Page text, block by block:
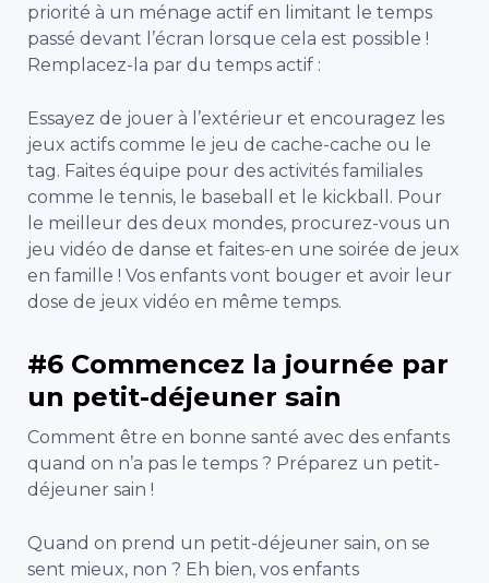
priorité à un ménage actif en limitant le temps
passé devant l’écran lorsque cela est possible !
Remplacez-la par du temps actif :
Essayez de jouer à l’extérieur et encouragez les
jeux actifs comme le jeu de cache-cache ou le
tag. Faites équipe pour des activités familiales
comme le tennis, le baseball et le kickball. Pour
le meilleur des deux mondes, procurez-vous un
jeu vidéo de danse et faites-en une soirée de jeux
en famille ! Vos enfants vont bouger et avoir leur
dose de jeux vidéo en même temps.
#6 Commencez la journée par
un petit-déjeuner sain
Comment être en bonne santé avec des enfants
quand on n’a pas le temps ? Préparez un petit-
déjeuner sain !
Quand on prend un petit-déjeuner sain, on se
sent mieux, non ? Eh bien, vos enfants